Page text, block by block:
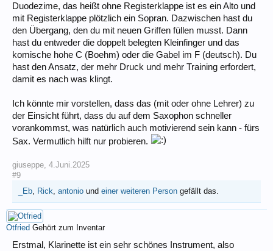
Duodezime, das heißt ohne Registerklappe ist es ein Alto und
mit Registerklappe plötzlich ein Sopran. Dazwischen hast du
den Übergang, den du mit neuen Griffen füllen musst. Dann
hast du entweder die doppelt belegten Kleinfinger und das
komische hohe C (Boehm) oder die Gabel im F (deutsch). Du
hast den Ansatz, der mehr Druck und mehr Training erfordert,
damit es nach was klingt.
Ich könnte mir vorstellen, dass das (mit oder ohne Lehrer) zu
der Einsicht führt, dass du auf dem Saxophon schneller
vorankommst, was natürlich auch motivierend sein kann - fürs
Sax. Vermutlich hilft nur probieren.
giuseppe 4.Juni.2025
#9
_Eb Rick antonio und einer weiteren Person gefällt das.
Otfried Gehört zum Inventar
Erstmal, Klarinette ist ein sehr schönes Instrument, also